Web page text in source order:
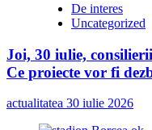
De interes
Uncategorized
Joi, 30 iulie,
Ce proiecte vor fi
actualitatea 30 iulie 2026